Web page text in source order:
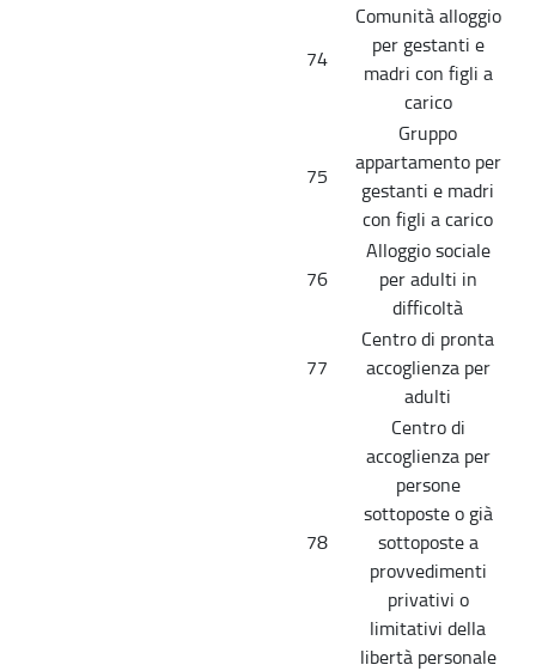
74
Comunità alloggio
per gestanti e
madri con figli a
carico
75
Gruppo
appartamento per
gestanti e madri
con figli a carico
76
Alloggio sociale
per adulti in
difficoltà
77
Centro di pronta
accoglienza per
adulti
78
Centro di
accoglienza per
persone
sottoposte o già
sottoposte a
provvedimenti
privativi o
limitativi della
libertà personale